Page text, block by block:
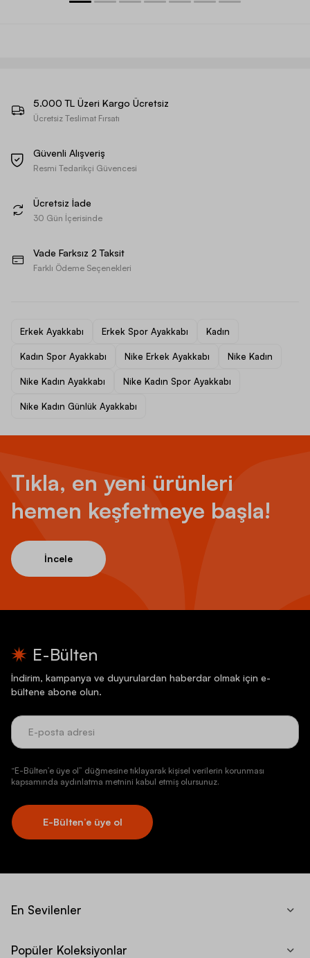
5.000 TL Üzeri Kargo Ücretsiz
Ücretsiz Teslimat Fırsatı
Güvenli Alışveriş
Resmi Tedarikçi Güvencesi
Ücretsiz İade
30 Gün İçerisinde
Vade Farksız 2 Taksit
Farklı Ödeme Seçenekleri
Erkek Ayakkabı Erkek Spor Ayakkabı Kadın
Kadın Spor Ayakkabı Nike Erkek Ayakkabı Nike Kadın
Nike Kadın Ayakkabı Nike Kadın Spor Ayakkabı
Nike Kadın Günlük Ayakkabı
Tıkla, en yeni ürünleri
hemen keşfetmeye başla!
İncele
E-Bülten
İndirim, kampanya ve duyurulardan haberdar olmak için e-
bültene abone olun.
“E-Bülten’e üye ol” düğmesine tıklayarak kişisel verilerin korunması
kapsamında aydınlatma metnini kabul etmiş olursunuz.
E-Bülten’e üye ol
En Sevilenler
Popüler Koleksiyonlar